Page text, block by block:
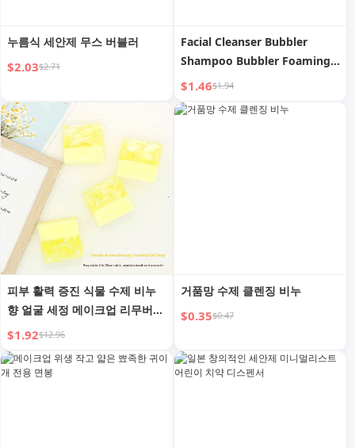
누름식 세안제 무스 버블러
$2.03$2.71
Facial Cleanser Bubbler
Shampoo Bubbler Foaming
Bottle Foaming Cup Bubble
Face Wash Gadget Foam to
Kill Bubbles
$1.46$1.94
피부 활력 증진 식물 수제 비누
향 얼굴 세정 메이크업 리무버
전신 사용 가능
$1.92$12.96
거품망 수제 클렌징 비누
$0.35$0.47